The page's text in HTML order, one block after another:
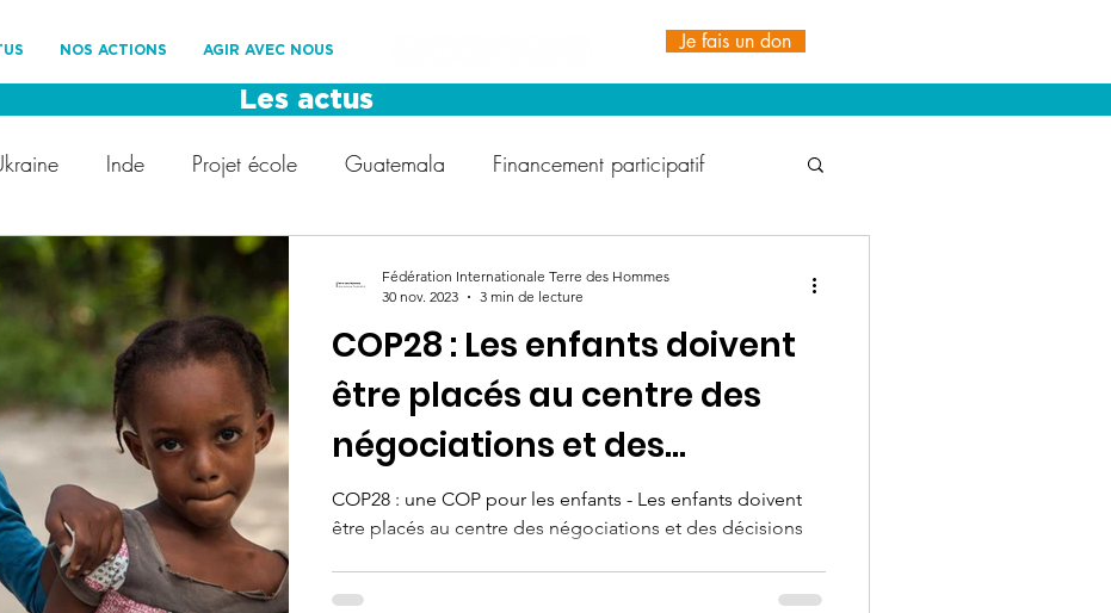
NOS ACTIONS AGIR AVEC NOUS Je fais un don
Les actus
Inde Projet école Guatemala Financement participatif
Les Roues Cool Les Amis de TDHF
événement Protection des enfants Voyage solidaire 1% for the Planet
droit des enfants COP28 Fédération Internationale TDH
catastrophe naturelle Initiatives locales
COP28 : Les enfants doivent
être placés au centre des
négociations et des
décisions
COP28 : une COP pour les enfants - Les enfants doivent
être placés au centre des négociations et des décisions
Fédération Internationale Terre des Hommes
30 nov. 2023
3 min de lecture